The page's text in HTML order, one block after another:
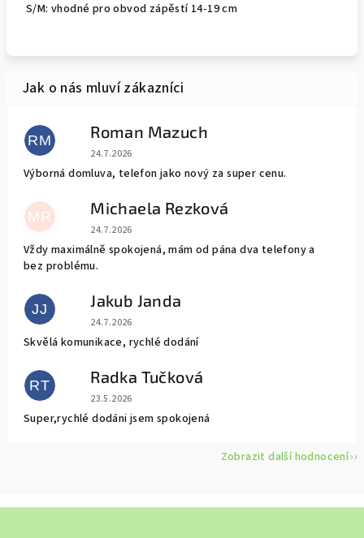
S/M: vhodné pro obvod zápěstí 14-19 cm
RM Roman Mazuch
Hodnocení obchodu je 5 z 5 hvězdiček.
24.7.2026
Výborná domluva, telefon jako nový za super cenu.
MR Michaela Rezková
Hodnocení obchodu je 5 z 5 hvězdiček.
24.7.2026
Vždy maximálně spokojená, mám od pána dva telefony a
bez problému.
JJ Jakub Janda
Hodnocení obchodu je 5 z 5 hvězdiček.
24.7.2026
Skvělá komunikace, rychlé dodání
RT Radka Tučková
Hodnocení obchodu je 5 z 5 hvězdiček.
23.5.2026
Super,rychlé dodáni jsem spokojená
Zobrazit další hodnocení